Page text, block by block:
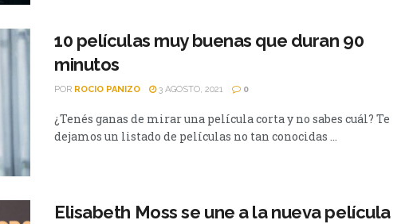
10 películas muy buenas que duran 90
minutos
POR ROCIO PANIZO 3 AGOSTO, 2021 0
¿Tenés ganas de mirar una película corta y no sabes cuál? Te
dejamos un listado de películas no tan conocidas ...
Elisabeth Moss se une a la nueva película